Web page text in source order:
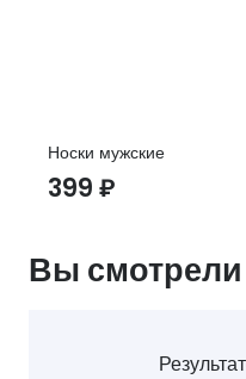
Носки мужские
399 ₽
Вы смотрели